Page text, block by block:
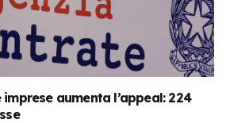
aumenta l’appeal: 224